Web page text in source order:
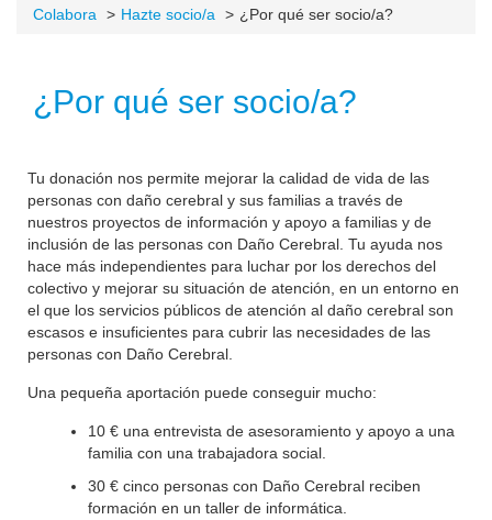
Colabora Hazte socio/a ¿Por qué ser socio/a?
¿Por qué ser socio/a?
Tu donación nos permite mejorar la calidad de vida de las
personas con daño cerebral y sus familias a través de
nuestros proyectos de información y apoyo a familias y de
inclusión de las personas con Daño Cerebral. Tu ayuda nos
hace más independientes para luchar por los derechos del
colectivo y mejorar su situación de atención, en un entorno en
el que los servicios públicos de atención al daño cerebral son
escasos e insuficientes para cubrir las necesidades de las
personas con Daño Cerebral.
Una pequeña aportación puede conseguir mucho:
10 € una entrevista de asesoramiento y apoyo a una
familia con una trabajadora social.
30 € cinco personas con Daño Cerebral reciben
formación en un taller de informática.